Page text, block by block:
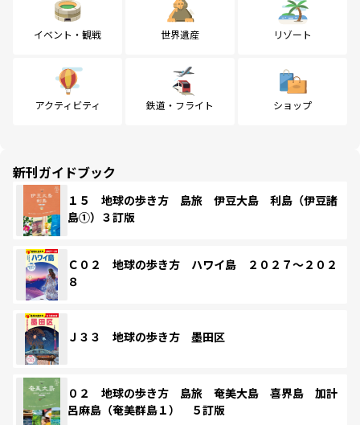
イベント・観戦 世界遺産 リゾート
アクティビティ 鉄道・フライト ショップ
新刊ガイドブック
１５ 地球の歩き方 島旅 伊豆大島 利島（伊豆諸
島①）３訂版
Ｃ０２ 地球の歩き方 ハワイ島 ２０２７～２０２
８
Ｊ３３ 地球の歩き方 墨田区
０２ 地球の歩き方 島旅 奄美大島 喜界島 加計
呂麻島（奄美群島１） ５訂版